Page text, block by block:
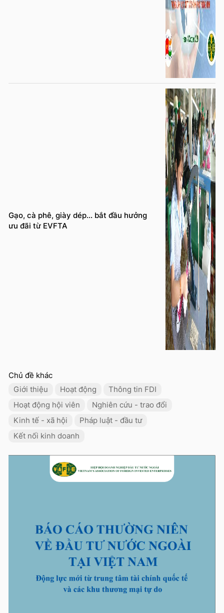
Gạo, cà phê, giày dép… bắt đầu hưởng
ưu đãi từ EVFTA
Chủ đề khác
Giới thiệu
Hoạt động
Thông tin FDI
Hoạt động hội viên
Nghiên cứu - trao đổi
Kinh tế - xã hội
Pháp luật - đầu tư
Kết nối kinh doanh